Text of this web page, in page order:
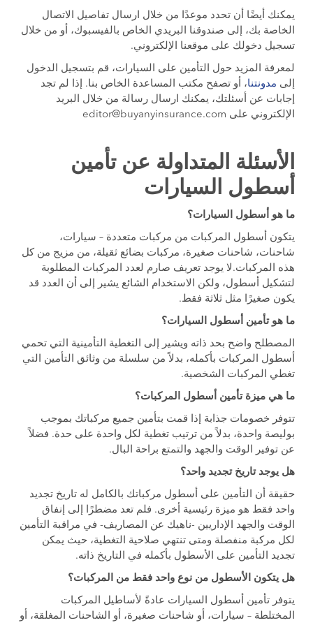
يمكنك أيضًا أن تحدد موعدًا من خلال ارسال تفاصيل الاتصال
الخاصة بك، إلى صندوقنا البريدي الخاص بالفيسبوك، أو من خلال
تسجيل دخولك على موقعنا الإلكتروني.
لمعرفة المزيد حول التأمين على السيارات، قم بتسجيل الدخول
إلى مدونتنا، أو تصفح مكتب المساعدة الخاص بنا. إذا لم تجد
إجابات عن أسئلتك، يمكنك ارسال رسالة من خلال البريد
الإلكتروني على editor@buyanyinsurance.com
الأسئلة المتداولة عن تأمين
أسطول السيارات
ما هو أسطول السيارات؟
يتكون أسطول المركبات من مركبات متعددة – سيارات،
شاحنات، شاحنات صغيرة، مركبات بضائع ثقيلة، من مزيج من كل
هذه المركبات.لا يوجد تعريف صارم لعدد المركبات المطلوبة
لتشكيل أسطول، ولكن الاستخدام الشائع يشير إلى أن العدد قد
يكون صغيرًا مثل ثلاثة فقط.
ما هو تأمين أسطول السيارات؟
المصطلح واضح بحد ذاته ويشير إلى التغطية التأمينية التي تحمي
أسطول المركبات بأكمله، بدلاً من سلسلة من وثائق التأمين التي
تغطي المركبات الشخصية.
ما هي ميزة تأمين أسطول المركبات؟
تتوفر خصومات جذابة إذا قمت بتأمين جميع مركباتك بموجب
بوليصة واحدة، بدلاً من ترتيب تغطية لكل واحدة على حدة. فضلاً
عن توفير الوقت والجهد والتمتع براحة البال.
هل يوجد تاريخ تجديد واحد؟
حقيقة أن التأمين على أسطول مركباتك بالكامل له تاريخ تجديد
واحد فقط هو ميزة رئيسية أخرى. فلم تعد مضطرًا إلى إنفاق
الوقت والجهد الإداريين -ناهيك عن المصاريف- في مراقبة التأمين
لكل مركبة منفصلة ومتى تنتهي صلاحية التغطية، حيث يمكن
تجديد التأمين على الأسطول بأكمله في التاريخ ذاته.
هل يتكون الأسطول من نوع واحد فقط من المركبات؟
يتوفر تأمين أسطول السيارات عادةً لأساطيل المركبات
المختلطة – سيارات، أو شاحنات صغيرة، أو الشاحنات المغلقة، أو